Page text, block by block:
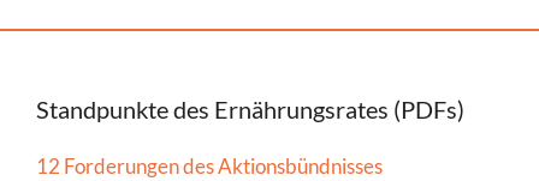
Standpunkte des Ernährungsrates (PDFs)
12 Forderungen des Aktionsbündnisses